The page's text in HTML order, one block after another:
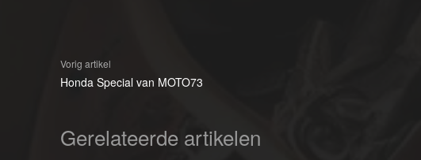
Vorig artikel
Honda Special van MOTO73
Gerelateerde artikelen